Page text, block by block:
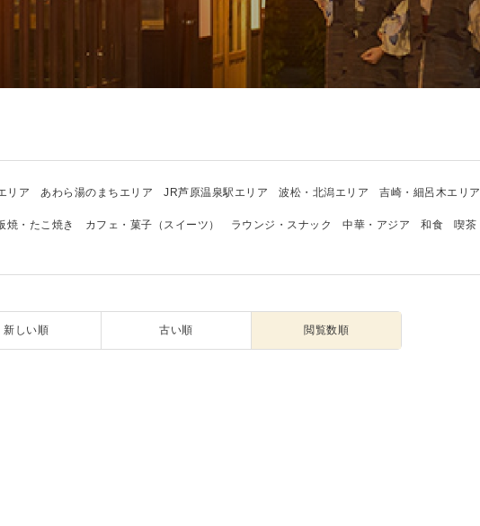
リア あわら湯のまちエリア JR芦原温泉駅エリア 波松・北潟エリア 吉崎・細呂木エリア
焼・たこ焼き カフェ・菓子（スイーツ） ラウンジ・スナック 中華・アジア 和食 喫茶
新しい順 古い順 閲覧数順